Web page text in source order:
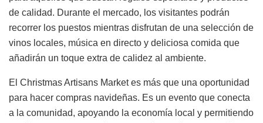
de calidad. Durante el mercado, los visitantes podrán
recorrer los puestos mientras disfrutan de una selección de
vinos locales, música en directo y deliciosa comida que
añadirán un toque extra de calidez al ambiente.
El Christmas Artisans Market es más que una oportunidad
para hacer compras navideñas. Es un evento que conecta
a la comunidad, apoyando la economía local y permitiendo